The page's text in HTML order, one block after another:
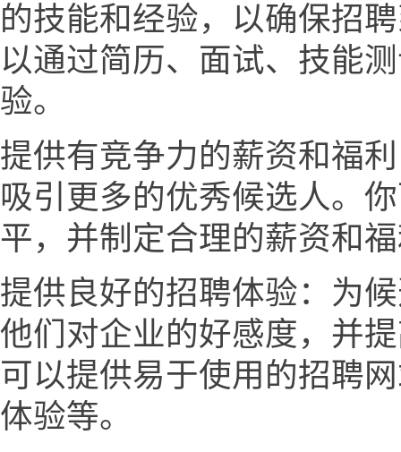
的技能和经验，以确保招
以通过简历、面试、技能
验。
提供有竞争力的薪资和福
吸引更多的优秀候选人。
平，并制定合理的薪资和
提供良好的招聘体验：为
他们对企业的好感度，并
可以提供易于使用的招聘
体验等。